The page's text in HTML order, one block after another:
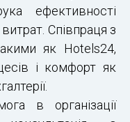
ефективності
Співпраця з
як Hotels24,
і комфорт як
в організації